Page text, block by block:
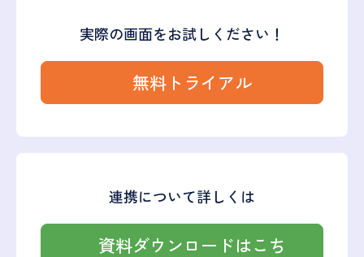
実際の画面をお試しください！
無料トライアル
連携について詳しくは
資料ダウンロードはこち